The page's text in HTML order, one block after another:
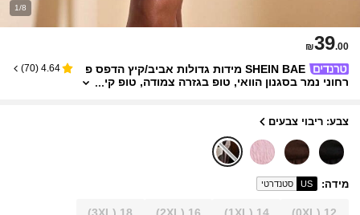
1/8
₪39.00
SHEIN BAE מידות גדולות אביב/קיץ הדפס פ
רחוני נמר בסגנון הוואי, טופ בגזרה צמודה, טופ קי
שים, חופשות נשים, מערבונים לנשים, הופעות קאנטר
י, קאוגירלז לנשים, קימור
4.64
(
70
)
צבע: ריבוי צבעים
מידה:
US סטנדרטי